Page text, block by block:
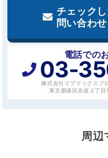
チェック
問い合わ
電話での
03-
株式会社リブマックスプ
東京都港区赤坂２丁
周辺